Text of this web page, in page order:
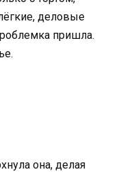
деловые
пришла.
она, делая